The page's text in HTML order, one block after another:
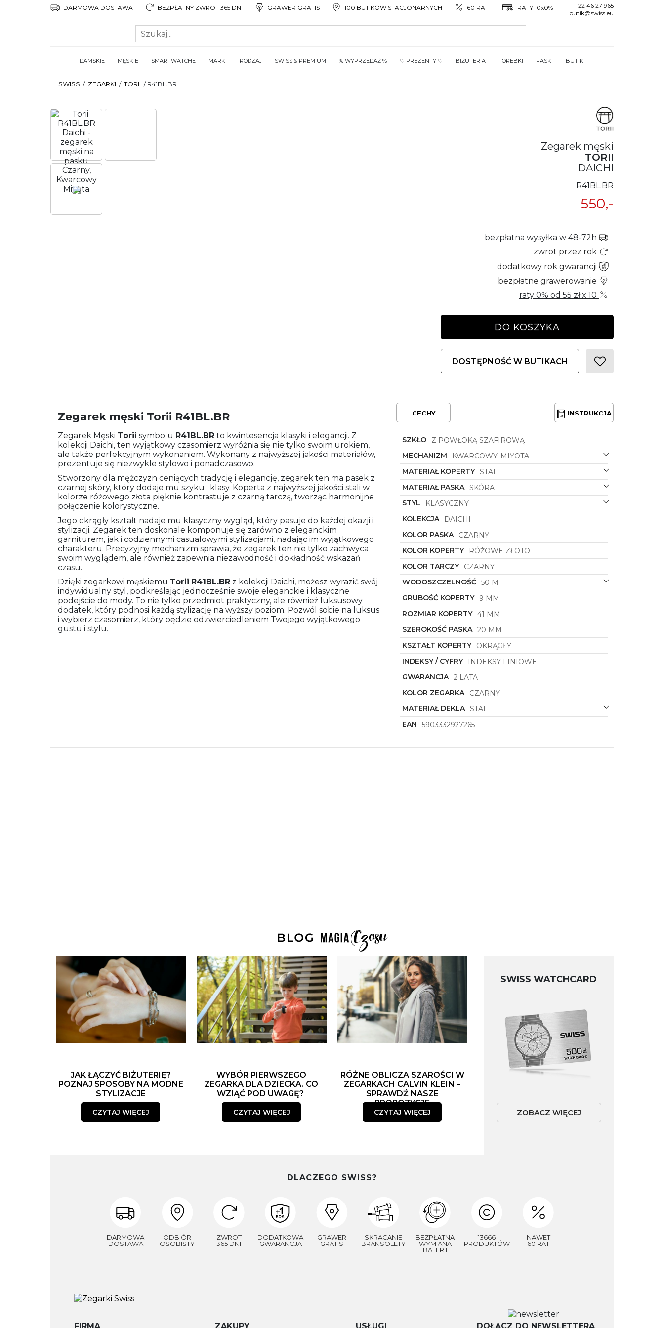
DARMOWA DOSTAWA BEZPŁATNY ZWROT 365 DNI GRAWER GRATIS 100 BUTIKÓW STACJONARNYCH 60 RAT RATY 10x0%
22 46 27 965
butik@swiss.eu
DAMSKIE MĘSKIE SMARTWATCHE MARKI RODZAJ SWISS & PREMIUM % WYPRZEDAŻ % ♡ PREZENTY ♡ BIŻUTERIA TOREBKI PASKI BUTIKI
SWISS / ZEGARKI / TORII /R41BL.BR
Zegarek męski
TORII
DAICHI
R41BL.BR
550,-
bezpłatna wysyłka w 48-72h
zwrot przez rok
dodatkowy rok gwarancji
bezpłatne grawerowanie
raty 0% od 55 złx 10
DO KOSZYKA
DOSTĘPNOŚĆ W BUTIKACH
Zegarek męski Torii R41BL.BR
Zegarek Męski Torii symbolu R41BL.BR to kwintesencja klasyki i elegancji. Z
kolekcji Daichi, ten wyjątkowy czasomierz wyróżnia się nie tylko swoim urokiem,
ale także perfekcyjnym wykonaniem. Wykonany z najwyższej jakości materiałów,
prezentuje się niezwykle stylowo i ponadczasowo.
Stworzony dla mężczyzn ceniących tradycję i elegancję, zegarek ten ma pasek z
czarnej skóry, który dodaje mu szyku i klasy. Koperta z najwyższej jakości stali w
kolorze różowego złota pięknie kontrastuje z czarną tarczą, tworząc harmonijne
połączenie kolorystyczne.
Jego okrągły kształt nadaje mu klasyczny wygląd, który pasuje do każdej okazji i
stylizacji. Zegarek ten doskonale komponuje się zarówno z eleganckim
garniturem, jak i codziennymi casualowymi stylizacjami, nadając im wyjątkowego
charakteru. Precyzyjny mechanizm sprawia, że zegarek ten nie tylko zachwyca
swoim wyglądem, ale również zapewnia niezawodność i dokładność wskazań
czasu.
Dzięki zegarkowi męskiemu Torii R41BL.BR z kolekcji Daichi, możesz wyrazić swój
indywidualny styl, podkreślając jednocześnie swoje eleganckie i klasyczne
podejście do mody. To nie tylko przedmiot praktyczny, ale również luksusowy
dodatek, który podnosi każdą stylizację na wyższy poziom. Pozwól sobie na luksus
i wybierz czasomierz, który będzie odzwierciedleniem Twojego wyjątkowego
gustu i stylu.
CECHY INSTRUKCJA
SZKŁO
Z POWŁOKĄ SZAFIROWĄ
MECHANIZM
KWARCOWY, MIYOTA
MATERIAŁ KOPERTY STAL
MATERIAŁ PASKA SKÓRA
STYL
KLASYCZNY
KOLEKCJA
DAICHI
KOLOR PASKA
CZARNY
KOLOR KOPERTY
RÓŻOWE ZŁOTO
KOLOR TARCZY
CZARNY
WODOSZCZELNOŚĆ 50 M
GRUBOŚĆ KOPERTY
9 MM
ROZMIAR KOPERTY 41 MM
SZEROKOŚĆ PASKA 20 MM
KSZTAŁT KOPERTY
OKRĄGŁY
INDEKSY / CYFRY
INDEKSY LINIOWE
GWARANCJA 2 LATA
KOLOR ZEGARKA
CZARNY
MATERIAŁ DEKLA STAL
EAN
5903332927265
JAK ŁĄCZYĆ BIŻUTERIĘ?
POZNAJ SPOSOBY NA MODNE
STYLIZACJE
CZYTAJ WIĘCEJ
WYBÓR PIERWSZEGO
ZEGARKA DLA DZIECKA. CO
WZIĄĆ POD UWAGĘ?
CZYTAJ WIĘCEJ
RÓŻNE OBLICZA SZAROŚCI W
ZEGARKACH CALVIN KLEIN –
SPRAWDŹ NASZE
PROPOZYCJE
CZYTAJ WIĘCEJ
SWISS WATCHCARD
ZOBACZ WIĘCEJ
DLACZEGO SWISS?
DARMOWA
DOSTAWA
ODBIÓR
OSOBISTY
ZWROT
365 DNI
DODATKOWA
GWARANCJA
GRAWER
GRATIS
SKRACANIE
BRANSOLETY
BEZPŁATNA
WYMIANA
BATERII
13666
PRODUKTÓW
NAWET
60 RAT
FIRMA ZAKUPY USŁUGI DOŁĄCZ DO NEWSLETTERA